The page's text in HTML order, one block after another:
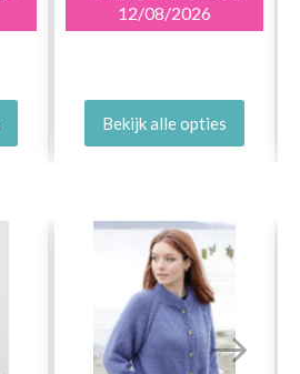
12/08/2026
Bekijk alle opties